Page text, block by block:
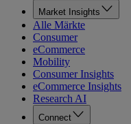
Market Insights
Alle Märkte
Consumer
eCommerce
Mobility
Consumer Insights
eCommerce Insights
Research AI
Connect